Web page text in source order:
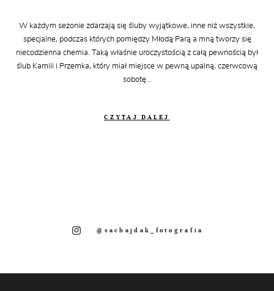
W każdym sezonie zdarzają się śluby wyjątkowe, inne niż wszystkie,
specjalne, podczas których pomiędzy Młodą Parą a mną tworzy się
niecodzienna chemia. Taką właśnie uroczystością z całą pewnością był
ślub Kamili i Przemka, który miał miejsce w pewną upalną, czerwcową
sobotę...
CZYTAJ DALEJ
@sachajdak_fotografia